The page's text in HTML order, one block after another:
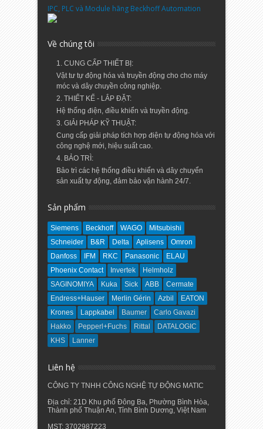
IPC, PLC và Module hãng Beckhoff Automation
Về chúng tôi
1. CUNG CẤP THIẾT BỊ:
Vật tư tự động hóa và truyền động cho cho máy
móc và dây chuyền công nghiệp.
2. THIẾT KẾ - LẮP ĐẶT:
Hệ thống điện, điều khiển và truyền động.
3. GIẢI PHÁP KỸ THUẬT:
Cung cấp giải pháp tích hợp điện tự động hóa với
công nghệ mới, hiệu suất cao.
4. BẢO TRÌ:
Bảo trì các hệ thống điều khiển và dây chuyển
sản xuất tự động, đảm bảo vận hành 24/7.
Sản phẩm
Siemens Beckhoff WAGO
Mitsubishi
Schneider
B&R Delta Aplisens
Omron
Danfoss
IFM RKC Panasonic
ELAU
Phoenix Contact
Invertek
Helmholz
SAGINOMIYA
Kuka Sick ABB
Cermate
Endress+Hauser
Merlin Gérin Azbil
EATON
Krones
Lappkabel Baumer
Carlo Gavazi
Hakko
Pepperl+Fuchs Rittal
DATALOGIC
KHS
Lanner
Liên hệ
CÔNG TY TNHH CÔNG NGHỆ TỰ ĐỘNG MATIC
Địa chỉ: 21D Khu phố Đông Ba, Phường Bình Hòa,
Thành phố Thuận An, Tỉnh Bình Dương, Việt Nam
MST: 3702987223